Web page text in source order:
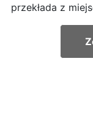
przekłada z